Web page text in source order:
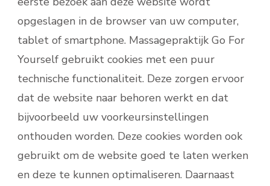
opgeslagen in de browser van uw computer,
tablet of smartphone. Massagepraktijk Go For
Yourself gebruikt cookies met een puur
technische functionaliteit. Deze zorgen ervoor
dat de website naar behoren werkt en dat
bijvoorbeeld uw voorkeursinstellingen
onthouden worden. Deze cookies worden ook
gebruikt om de website goed te laten werken
en deze te kunnen optimaliseren. Daarnaast